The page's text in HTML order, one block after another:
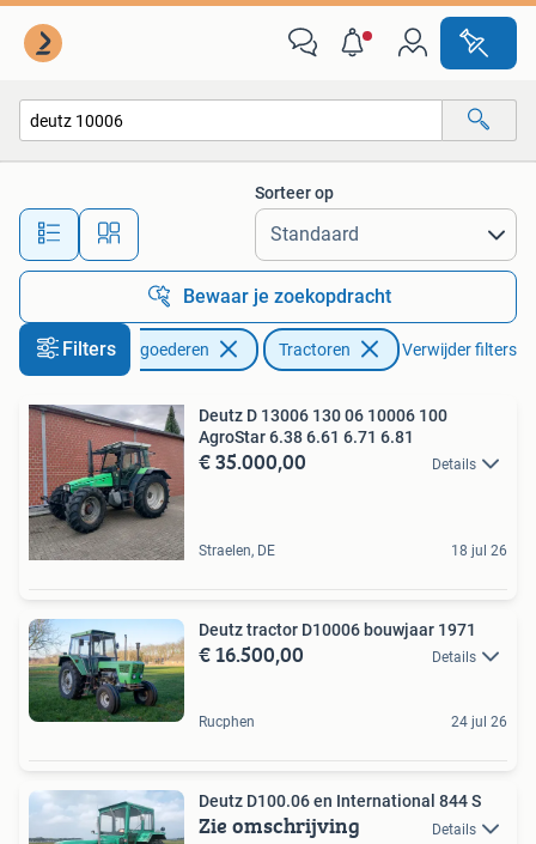
Alle afstanden…
Sorteer op
Bewaar je zoekopdracht
Filters
Zakelijke goederen Tractoren Verwijder filters
Deutz D 13006 130 06 10006 100
AgroStar 6.38 6.61 6.71 6.81
€ 35.000,00 Details
Straelen, DE 18 jul 26
Deutz tractor D10006 bouwjaar 1971
€ 16.500,00 Details
Rucphen 24 jul 26
Deutz D100.06 en International 844 S
Zie omschrijving Details